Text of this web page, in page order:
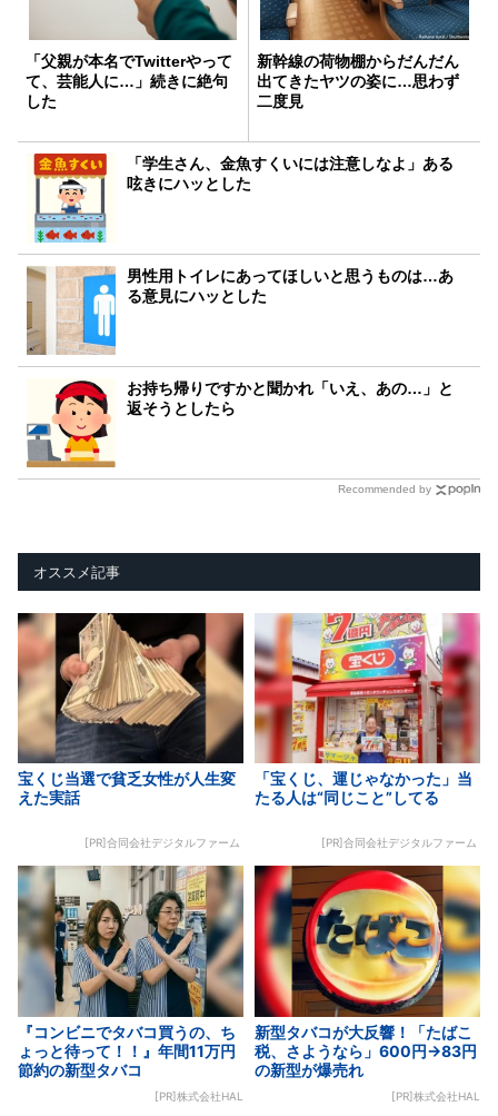
「父親が本名でTwitterやって
て、芸能人に…」続きに絶句
した
新幹線の荷物棚からだんだん
出てきたヤツの姿に…思わず
二度見
「学生さん、金魚すくいには注意しなよ」ある
呟きにハッとした
男性用トイレにあってほしいと思うものは…あ
る意見にハッとした
お持ち帰りですかと聞かれ「いえ、あの…」と
返そうとしたら
Recommended by
オススメ記事
宝くじ当選で貧乏女性が人生変
えた実話
[PR]合同会社デジタルファーム
「宝くじ、運じゃなかった」当
たる人は“同じこと”してる
[PR]合同会社デジタルファーム
『コンビニでタバコ買うの、ち
ょっと待って！！』年間11万円
節約の新型タバコ
[PR]株式会社HAL
新型タバコが大反響！「たばこ
税、さようなら」600円→83円
の新型が爆売れ
[PR]株式会社HAL